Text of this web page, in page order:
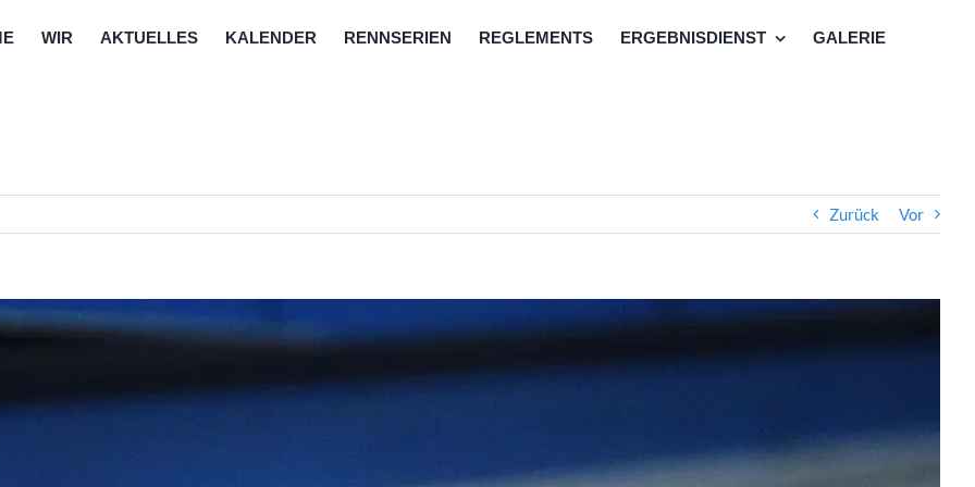
WIR AKTUELLES KALENDER RENNSERIEN REGLEMENTS ERGEBNISDIENST GALERIE
Zurück Vor